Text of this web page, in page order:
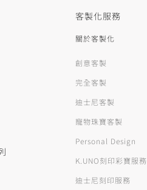
客製化服務
關於客製化
創意客製
完全客製
迪士尼客製
寵物珠寶客製
Personal Design
K.UNO刻印彩寶服務
迪士尼刻印服務